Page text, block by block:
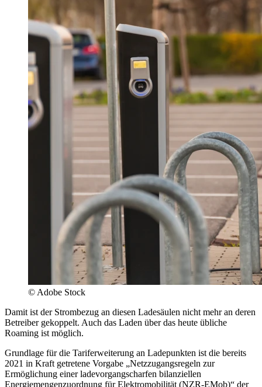
© Adobe Stock
Damit ist der Strombezug an diesen Ladesäulen nicht mehr an deren
Betreiber gekoppelt. Auch das Laden über das heute übliche
Roaming ist möglich.
Grundlage für die Tariferweiterung an Ladepunkten ist die bereits
2021 in Kraft getretene Vorgabe „Netzzugangsregeln zur
Ermöglichung einer ladevorgangscharfen bilanziellen
Energiemengenzuordnung für Elektromobilität (NZR-EMob)“ der